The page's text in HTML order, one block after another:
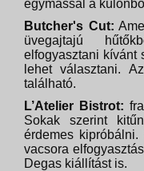
egymással a
Butcher's Cut:
üvegajtajú
elfogyasztani kívánt
lehet választani.
található.
L’Atelier Bistrot:
Sokak szerint
érdemes
vacsora
Degas kiállítást is.